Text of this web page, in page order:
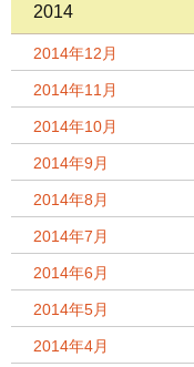
2014
2014年12月
2014年11月
2014年10月
2014年9月
2014年8月
2014年7月
2014年6月
2014年5月
2014年4月